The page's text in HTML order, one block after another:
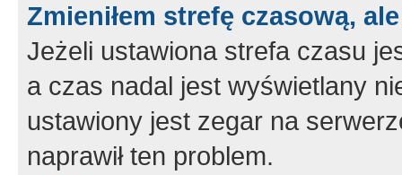
Zmieniłem strefę czasową,
Jeżeli ustawiona strefa czasu
a czas nadal jest wyświetlany
ustawiony jest zegar na
naprawił ten problem.